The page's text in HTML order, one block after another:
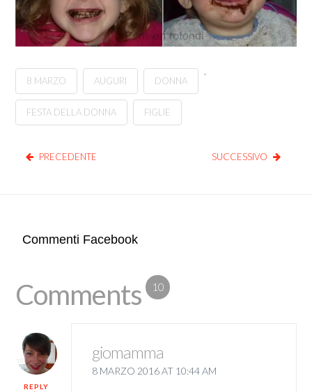
,
8 MARZO AUGURI DONNA
FESTA DELLA DONNA FIGLIE
PRECEDENTE SUCCESSIVO
Commenti Facebook
Comments 10
REPLY
giomamma
8 MARZO 2016 AT 10:44 AM